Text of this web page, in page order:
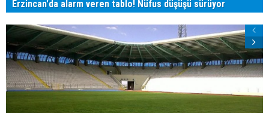
Erzincan'da alarm veren tablo! Nüfus düşüşü sürüyor